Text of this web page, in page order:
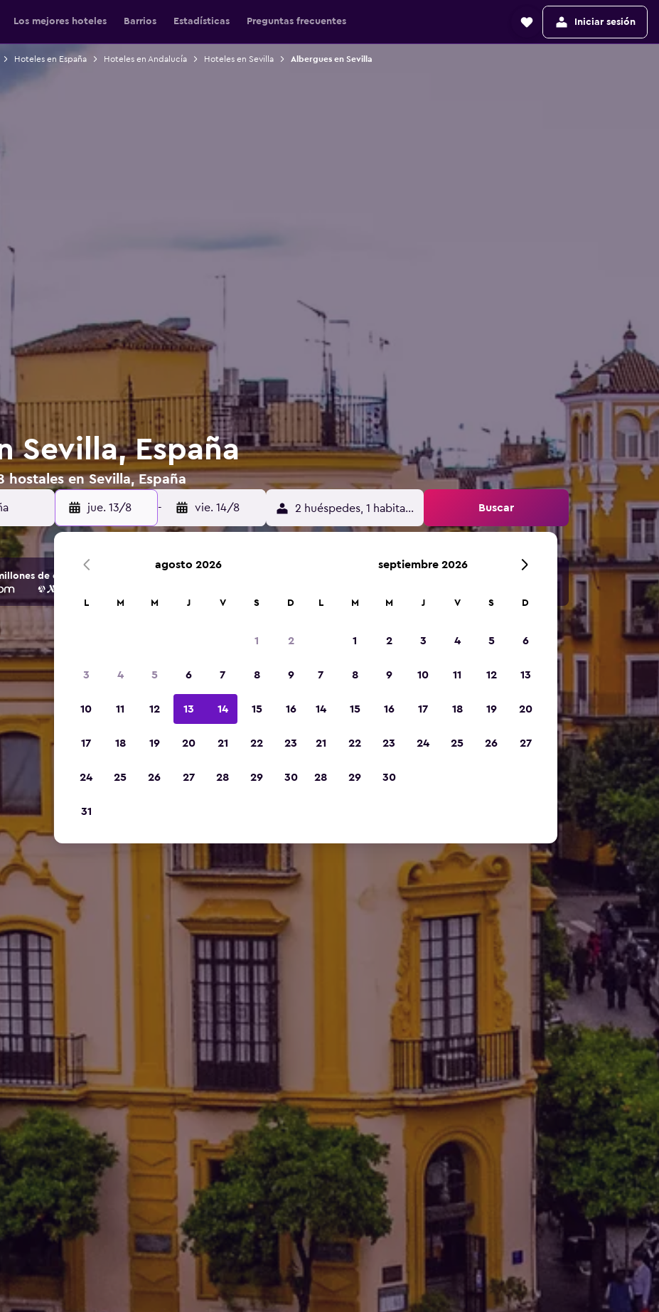
Los mejores hoteles Barrios Estadísticas Preguntas frecuentes Iniciar sesión
Hoteles en España Hoteles en Andalucía Hoteles en Sevilla Albergues en Sevilla
Sevilla, España
en Sevilla, España
jue. 13/8 - vie. 14/8 2 huéspedes, 1 habitación Buscar
de opciones de hoteles y alojamientos.
agosto 2026
L M M J V S D
1 2
3 4 5 6 7 8 9
10 11 12 13 14 15 16
17 18 19 20 21 22 23
24 25 26 27 28 29 30
31
septiembre 2026
L M M J V S D
1 2 3 4 5 6
7 8 9 10 11 12 13
14 15 16 17 18 19 20
21 22 23 24 25 26 27
28 29 30